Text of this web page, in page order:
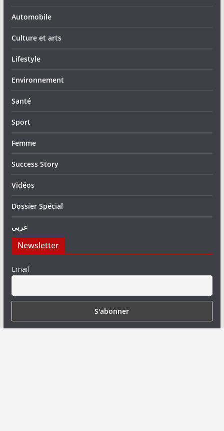
Automobile
Culture et arts
Lifestyle
Environnement
Santé
Sport
Femme
Success Story
Vidéos
Dossier Spécial
عربي
Newsletter
Email